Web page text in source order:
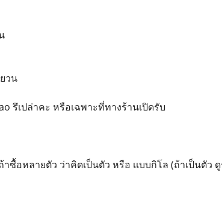
วน
รึเปล่าคะ หรือเฉพาะที่ทางร้านเปิดรับ
หลายตัว ว่าคิดเป็นตัว หรือ เเบบกิโล (ถ้าเป็นตัว ดู